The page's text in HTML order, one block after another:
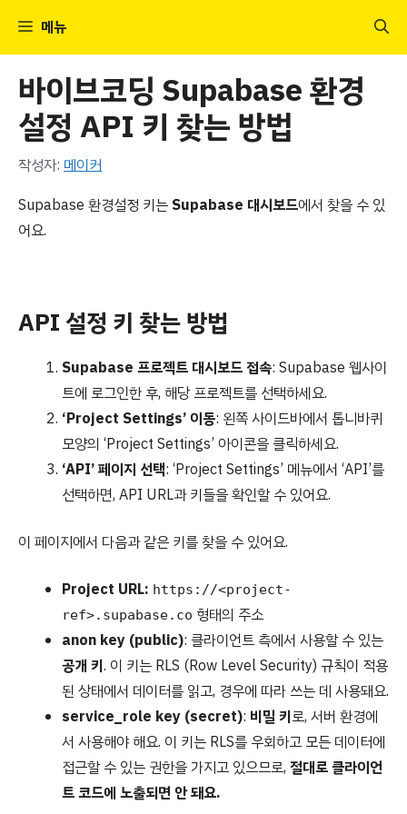
메뉴
바이브코딩 Supabase 환경
설정 API 키 찾는 방법
작성자: 메이커
Supabase 환경설정 키는 Supabase 대시보드에서 찾을 수 있
어요.
API 설정 키 찾는 방법
Supabase 프로젝트 대시보드 접속: Supabase 웹사이
트에 로그인한 후, 해당 프로젝트를 선택하세요.
‘Project Settings’ 이동: 왼쪽 사이드바에서 톱니바퀴
모양의 ‘Project Settings’ 아이콘을 클릭하세요.
‘API’ 페이지 선택: ‘Project Settings’ 메뉴에서 ‘API’를
선택하면, API URL과 키들을 확인할 수 있어요.
이 페이지에서 다음과 같은 키를 찾을 수 있어요.
Project URL: https://<project-
ref>.supabase.co 형태의 주소
anon key (public): 클라이언트 측에서 사용할 수 있는
공개 키. 이 키는 RLS (Row Level Security) 규칙이 적용
된 상태에서 데이터를 읽고, 경우에 따라 쓰는 데 사용돼요.
service_role key (secret): 비밀 키로, 서버 환경에
서 사용해야 해요. 이 키는 RLS를 우회하고 모든 데이터에
접근할 수 있는 권한을 가지고 있으므로, 절대로 클라이언
트 코드에 노출되면 안 돼요.